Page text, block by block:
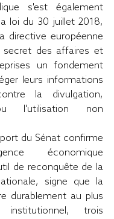
s'est également
loi du 30 juillet 2018,
directive européenne
secret des affaires et
un fondement
leurs informations
la divulgation,
l'utilisation non
du Sénat confirme
économique
de reconquête de la
signe que la
durablement au plus
trois